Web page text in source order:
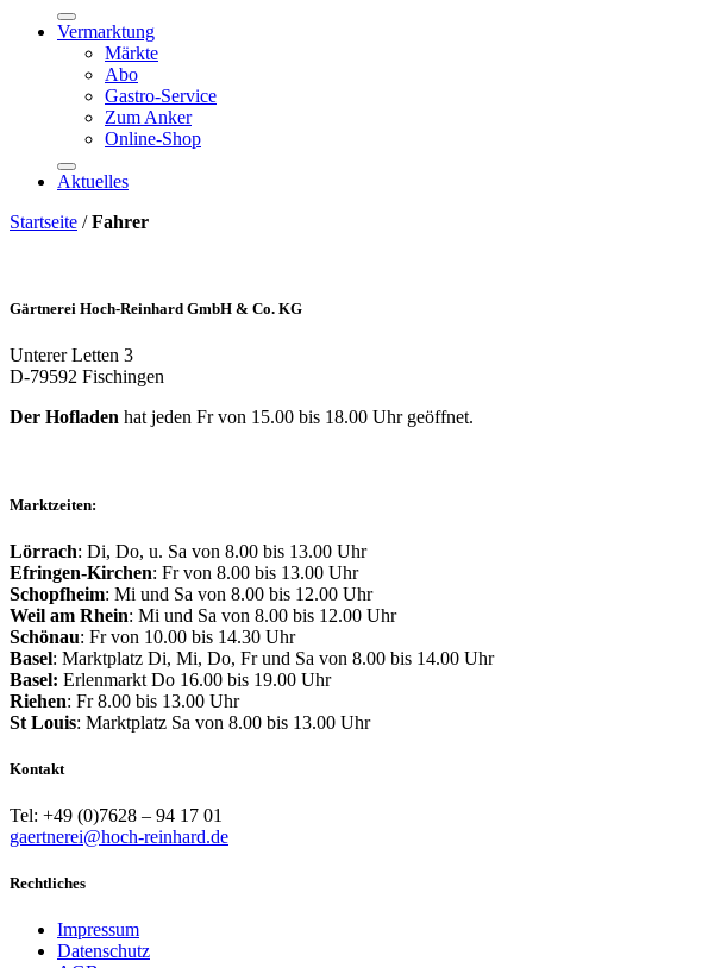
Vermarktung
Märkte
Abo
Gastro-Service
Zum Anker
Online-Shop
Aktuelles
Startseite /Fahrer
Gärtnerei Hoch-Reinhard GmbH & Co. KG
Unterer Letten 3
D-79592 Fischingen
Der Hofladen hat jeden Fr von 15.00 bis 18.00 Uhr geöffnet.
Marktzeiten:
Lörrach: Di, Do, u. Sa von 8.00 bis 13.00 Uhr
Efringen-Kirchen: Fr von 8.00 bis 13.00 Uhr
Schopfheim: Mi und Sa von 8.00 bis 12.00 Uhr
Weil am Rhein: Mi und Sa von 8.00 bis 12.00 Uhr
Schönau: Fr von 10.00 bis 14.30 Uhr
Basel: Marktplatz Di, Mi, Do, Fr und Sa von 8.00 bis 14.00 Uhr
Basel: Erlenmarkt Do 16.00 bis 19.00 Uhr
Riehen: Fr 8.00 bis 13.00 Uhr
St Louis: Marktplatz Sa von 8.00 bis 13.00 Uhr
Kontakt
Tel: +49 (0)7628 – 94 17 01
gaertnerei@hoch-reinhard.de
Rechtliches
Impressum
Datenschutz